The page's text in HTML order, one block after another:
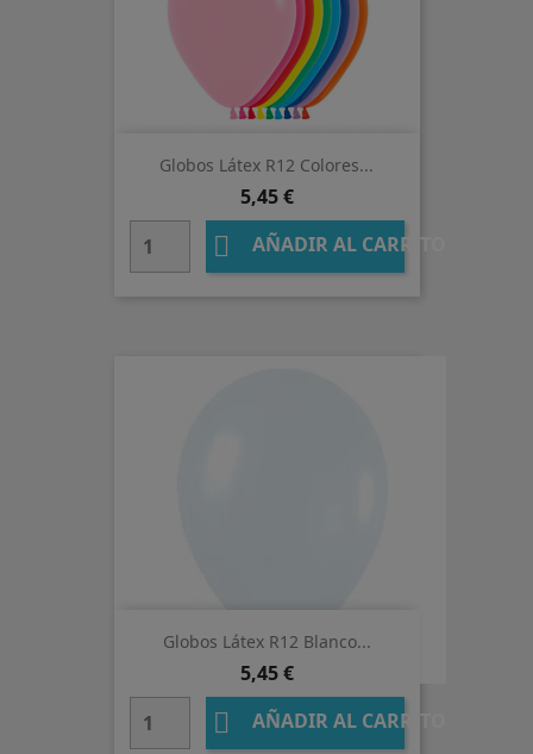
Globos Látex R12 Colores...
Precio
5,45 €
 AÑADIR AL CARRITO
Globos Látex R12 Blanco...
Precio
5,45 €
 AÑADIR AL CARRITO